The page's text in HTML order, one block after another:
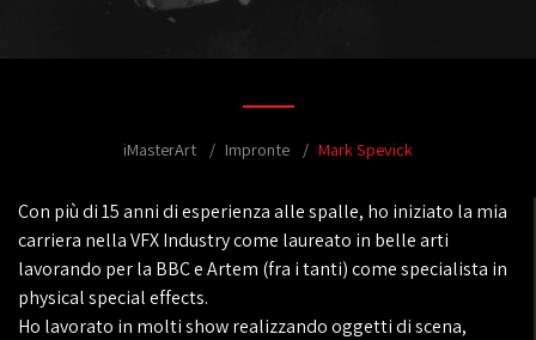
iMasterArt Impronte Mark Spevick
Con più di 15 anni di esperienza alle spalle, ho iniziato la mia
carriera nella VFX Industry come laureato in belle arti
lavorando per la BBC e Artem (fra i tanti) come specialista in
physical special effects.
Ho lavorato in molti show realizzando oggetti di scena,